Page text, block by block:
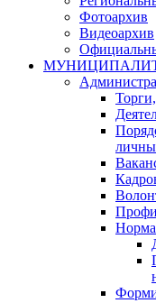
Фотоархив
Видеоархив